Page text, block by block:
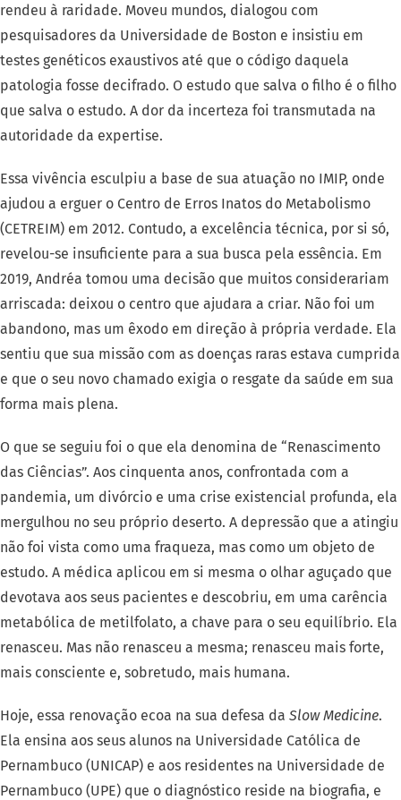
rendeu à raridade. Moveu mundos, dialogou com
pesquisadores da Universidade de Boston e insistiu em
testes genéticos exaustivos até que o código daquela
patologia fosse decifrado. O estudo que salva o filho é o filho
que salva o estudo. A dor da incerteza foi transmutada na
autoridade da expertise.
Essa vivência esculpiu a base de sua atuação no IMIP, onde
ajudou a erguer o Centro de Erros Inatos do Metabolismo
(CETREIM) em 2012. Contudo, a excelência técnica, por si só,
revelou-se insuficiente para a sua busca pela essência. Em
2019, Andréa tomou uma decisão que muitos considerariam
arriscada: deixou o centro que ajudara a criar. Não foi um
abandono, mas um êxodo em direção à própria verdade. Ela
sentiu que sua missão com as doenças raras estava cumprida
e que o seu novo chamado exigia o resgate da saúde em sua
forma mais plena.
O que se seguiu foi o que ela denomina de “Renascimento
das Ciências”. Aos cinquenta anos, confrontada com a
pandemia, um divórcio e uma crise existencial profunda, ela
mergulhou no seu próprio deserto. A depressão que a atingiu
não foi vista como uma fraqueza, mas como um objeto de
estudo. A médica aplicou em si mesma o olhar aguçado que
devotava aos seus pacientes e descobriu, em uma carência
metabólica de metilfolato, a chave para o seu equilíbrio. Ela
renasceu. Mas não renasceu a mesma; renasceu mais forte,
mais consciente e, sobretudo, mais humana.
Hoje, essa renovação ecoa na sua defesa da Slow Medicine.
Ela ensina aos seus alunos na Universidade Católica de
Pernambuco (UNICAP) e aos residentes na Universidade de
Pernambuco (UPE) que o diagnóstico reside na biografia, e